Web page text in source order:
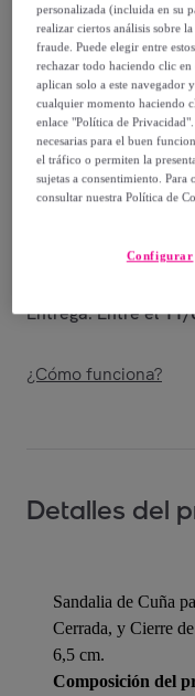
57,90 €
-56%
Vendido porShoes
Entrega
Entrega: Entre el11/
¿Cómo funciona?
Detalles del
Sandalia de Cuña
Cerrada, y Cierre
6,5 cm.
Composición del
personalizada (incluida en su
realizar ciertos análisis sobre
fraude. Puede elegir entre
rechazar todo haciendo clic
aplican solo a este navegador
cualquier momento haciendo
enlace "Política de
necesarias para el buen
el tráfico o permiten la
sujetas a consentimiento.
consultar nuestra Política de
Configurar